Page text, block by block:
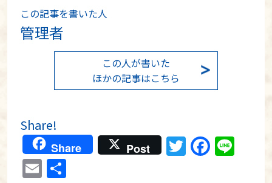
この記事を書いた人
管理者
この人が書いた
ほかの記事はこちら
Share!
Share Post Twitter
Email